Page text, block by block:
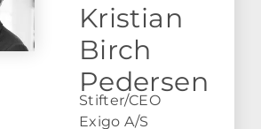
Kristian
Birch
Pedersen
Stifter/CEO
Exigo A/S